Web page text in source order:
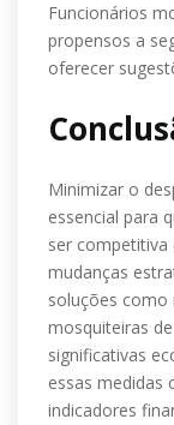
Funcionários
propensos a
oferecer
Minimizar o
essencial para
ser competitiva
mudanças
soluções como
mosquiteiras
significativas
essas medidas
indicadores